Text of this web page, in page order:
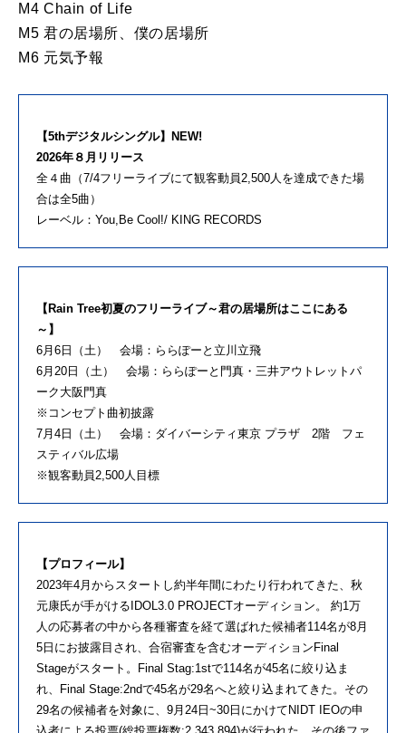
M4 Chain of Life
M5 君の居場所、僕の居場所
M6 元気予報
【5thデジタルシングル】NEW!
2026年８月リリース
全４曲（7/4フリーライブにて観客動員2,500人を達成できた場
合は全5曲）
レーベル：You,Be Cool!/ KING RECORDS
【Rain Tree初夏のフリーライブ～君の居場所はここにある
～】
6月6日（土） 会場：ららぽーと立川立飛
6月20日（土） 会場：ららぽーと門真・三井アウトレットパ
ーク大阪門真
※コンセプト曲初披露
7月4日（土） 会場：ダイバーシティ東京 プラザ 2階 フェ
スティバル広場
※観客動員2,500人目標
【プロフィール】
2023年4月からスタートし約半年間にわたり行われてきた、秋
元康氏が手がけるIDOL3.0 PROJECTオーディション。 約1万
人の応募者の中から各種審査を経て選ばれた候補者114名が8月
5日にお披露目され、合宿審査を含むオーディションFinal
Stageがスタート。Final Stag:1stで114名が45名に絞り込ま
れ、Final Stage:2ndで45名が29名へと絞り込まれてきた。その
29名の候補者を対象に、9月24日~30日にかけてNIDT IEOの申